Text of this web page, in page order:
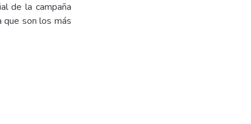
de la campaña
que son los más